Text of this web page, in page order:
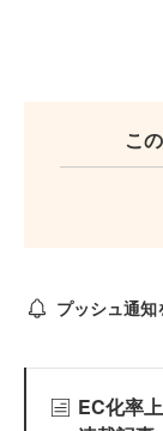
こ
プッシュ通知
EC化率